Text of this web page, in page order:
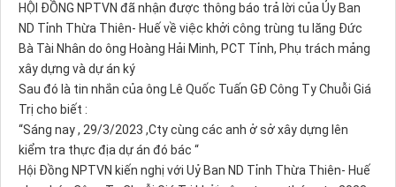
HỘI ĐỒNG NPTVN đã nhận được thông báo trả lời của Ủy Ban
ND Tỉnh Thừa Thiên- Huế về việc khởi công trùng tu lăng Đức
Bà Tài Nhân do ông Hoàng Hải Minh, PCT Tỉnh, Phụ trách mảng
xây dựng và dự án ký
Sau đó là tin nhắn của ông Lê Quốc Tuấn GĐ Công Ty Chuỗi Giá
Trị cho biết :
“Sáng nay , 29/3/2023 ,Cty cùng các anh ở sở xây dựng lên
kiểm tra thực địa dự án đó bác “
Hội Đồng NPTVN kiến nghị với Uỷ Ban ND Tỉnh Thừa Thiên- Huế